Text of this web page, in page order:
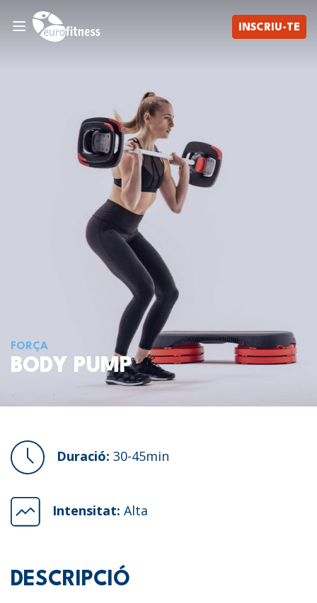
INSCRIU-TE
FORÇA
BODY PUMP
Duració: 30-45min
Intensitat: Alta
DESCRIPCIÓ